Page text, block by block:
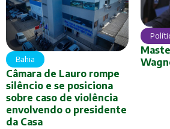
Bahia
Câmara de Lauro rompe
silêncio e se posiciona
sobre caso de violência
envolvendo o presidente
da Casa